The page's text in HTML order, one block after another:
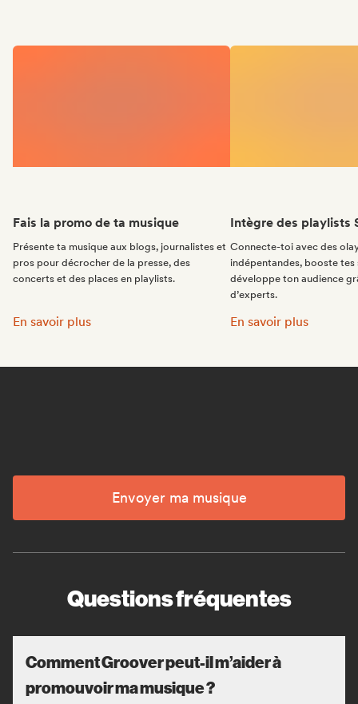
Fais la promo de ta musique
Présente ta musique aux blogs, journalistes et
pros pour décrocher de la presse, des
concerts et des places en playlists.
Fais la promo de ta musique:
En savoir plus
Intègre des playlists
Connecte-toi avec des
indépentandes, booste tes
développe ton audience
d’experts.
Intègre des playlists
En savoir plus
Envoyer ma musique
Questions fréquentes
Comment Groover peut-il m’aider à
promouvoir ma musique ?